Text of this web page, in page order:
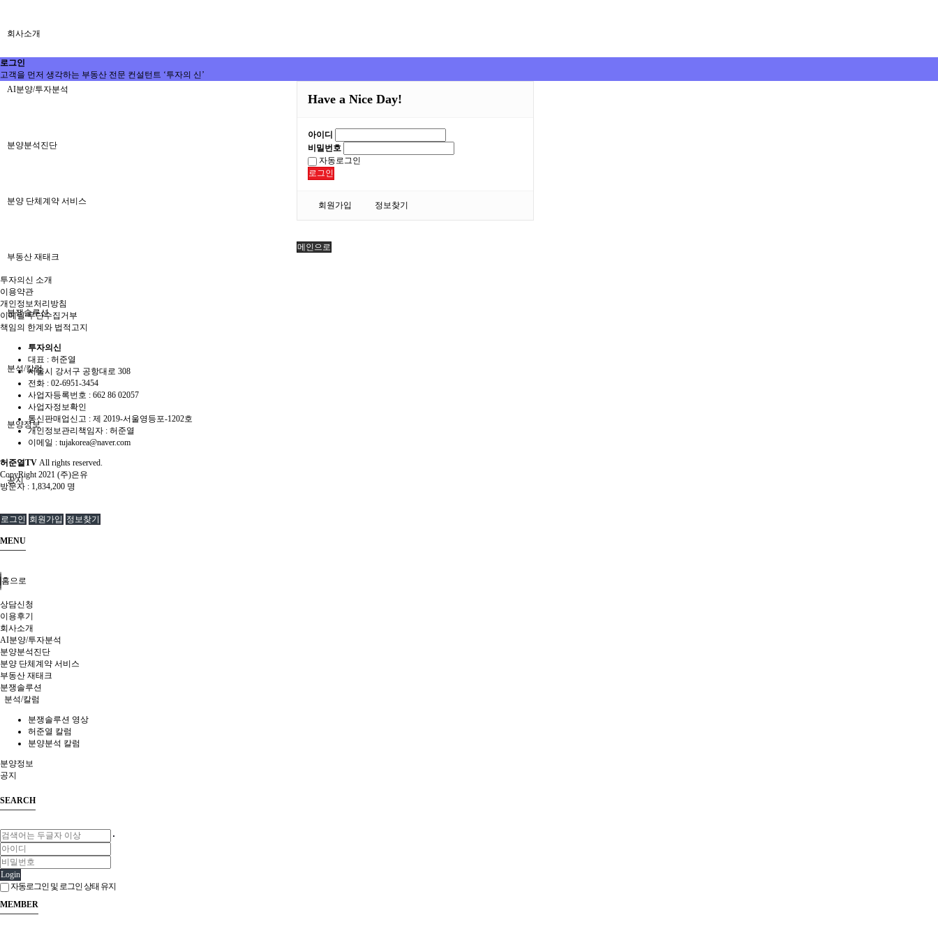
회사소개
AI분양/투자분석
분양분석진단
분양 단체계약 서비스
부동산 재태크
분쟁솔루션
분석/칼럼
분양정보
공지
로그인
고객을 먼저 생각하는 부동산 전문 컨설턴트 ‘투자의 신’
Have a Nice Day!
아이디
비밀번호
자동로그인
로그인
회원가입 정보찾기
메인으로
투자의신 소개
이용약관
개인정보처리방침
이메일 무단수집거부
책임의 한계와 법적고지
투자의신
대표 : 허준열
서울시 강서구 공항대로 308
전화 : 02-6951-3454
사업자등록번호 : 662 86 02057
사업자정보확인
통신판매업신고 : 제 2019-서울영등포-1202호
개인정보관리책임자 : 허준열
이메일 : tujakorea@naver.com
허준열TV All rights reserved.
CopyRight 2021 (주)은유
방문자 : 1,834,200 명
로그인 회원가입 정보찾기
MENU
홈으로
상담신청
이용후기
회사소개
AI분양/투자분석
분양분석진단
분양 단체계약 서비스
부동산 재태크
분쟁솔루션
분석/칼럼
분쟁솔루션 영상
허준열 칼럼
분양분석 칼럼
분양정보
공지
SEARCH
Login
자동로그인 및 로그인 상태 유지
MEMBER